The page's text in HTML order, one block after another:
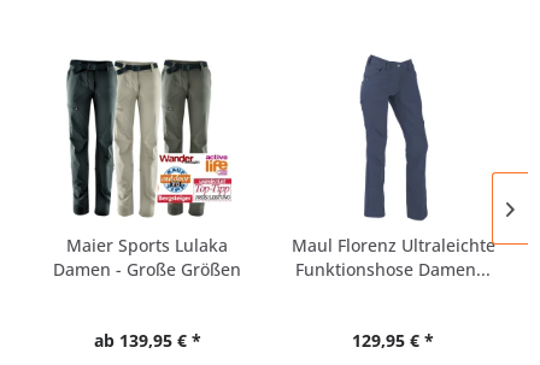
Maier Sports Lulaka
Damen - Große Größen
ab 139,95 € *
Maul Florenz Ultraleichte
Funktionshose Damen...
129,95 € *